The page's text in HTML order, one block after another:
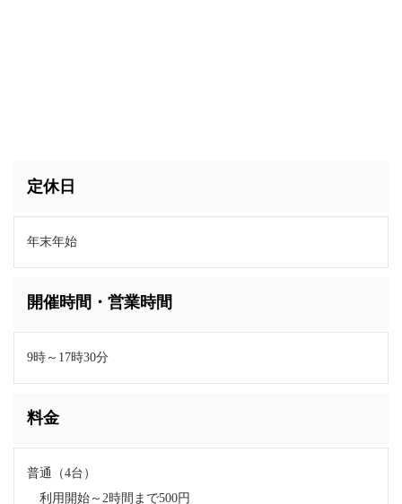
定休日
年末年始
開催時間・営業時間
9時～17時30分
料金
普通（4台）
利用開始～2時間まで500円